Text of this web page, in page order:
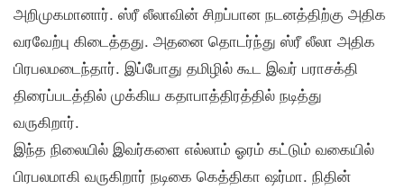
அறிமுகமானார். ஸ்ரீ லீலாவின் சிறப்பான நடனத்திற்கு அதிக
வரவேற்பு கிடைத்தது. அதனை தொடர்ந்து ஸ்ரீ லீலா அதிக
பிரபலமடைந்தார். இப்போது தமிழில் கூட இவர் பராசக்தி
திரைப்படத்தில் முக்கிய கதாபாத்திரத்தில் நடித்து
வருகிறார்.
இந்த நிலையில் இவர்களை எல்லாம் ஓரம் கட்டும் வகையில்
பிரபலமாகி வருகிறார் நடிகை கெத்திகா ஷர்மா. நிதின்